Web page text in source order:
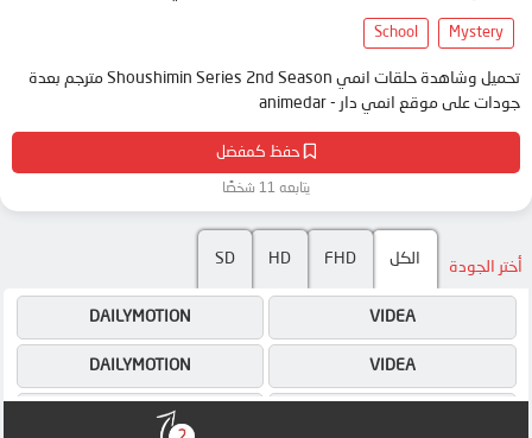
حفظ كمفضل
يتابعه 11 شخصًا
Mystery
School
تحميل وشاهدة حلقات انمي Shoushimin Series 2nd Season مترجم بعدة
جودات على موقع انمي دار - animedar
أختر الجودة الكل FHD
HD
SD
VIDEA
DAILYMOTION
OK
VIDEA
DAILYMOTION